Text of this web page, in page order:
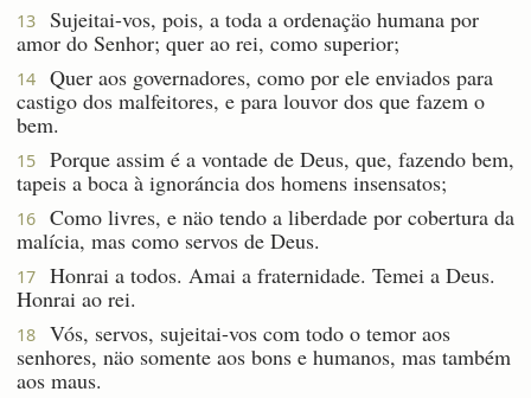
13
Sujeitai-vos, pois, a toda a ordenaçäo humana por
amor do Senhor; quer ao rei, como superior;
14
Quer aos governadores, como por ele enviados para
castigo dos malfeitores, e para louvor dos que fazem o
bem.
15
Porque assim é a vontade de Deus, que, fazendo bem,
tapeis a boca à ignoráncia dos homens insensatos;
16
Como livres, e näo tendo a liberdade por cobertura da
malícia, mas como servos de Deus.
17
Honrai a todos. Amai a fraternidade. Temei a Deus.
Honrai ao rei.
18
Vós, servos, sujeitai-vos com todo o temor aos
senhores, näo somente aos bons e humanos, mas também
aos maus.